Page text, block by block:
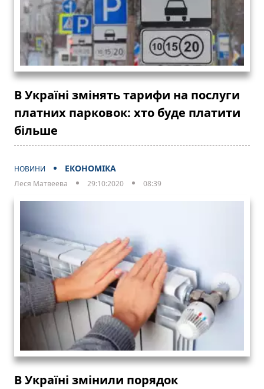
В Україні змінять тарифи на послуги
платних парковок: хто буде платити
більше
НОВИНИ ЕКОНОМІКА
Леся Матвеева 29:10:2020 08:39
В Україні змінили порядок